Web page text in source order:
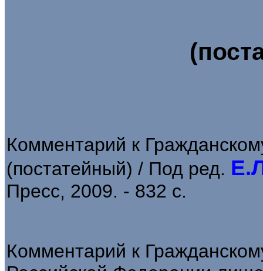
Комментарий к
(постатейный) / Под ред.
Пресс, 2009. - 832 с.
Комментарий к